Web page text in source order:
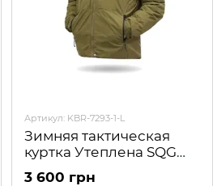
Артикул: KBR-7293-1-L
Зимняя тактическая
куртка Утеплена SQG
Coyote Kiborg
3 600 грн